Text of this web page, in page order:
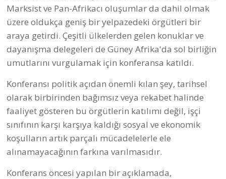
Marksist ve Pan-Afrikacı oluşumlar da dahil olmak
üzere oldukça geniş bir yelpazedeki örgütleri bir
araya getirdi. Çeşitli ülkelerden gelen konuklar ve
dayanışma delegeleri de Güney Afrika'da sol birliğin
umutlarını vurgulamak için konferansa katıldı.
Konferansı politik açıdan önemli kılan şey, tarihsel
olarak birbirinden bağımsız veya rekabet halinde
faaliyet gösteren bu örgütlerin katılımı değil, işçi
sınıfının karşı karşıya kaldığı sosyal ve ekonomik
koşulların artık parçalı mücadelelerle ele
alınamayacağının farkına varılmasıdır.
Konferans öncesi yapılan bir açıklamada,